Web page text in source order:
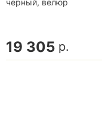
черный, велюр
19 305 р.